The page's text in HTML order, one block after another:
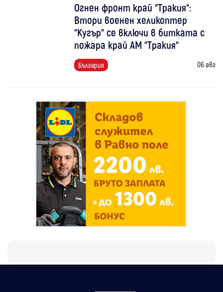
Огнен фронт край “Тракия“:
Втори военен хеликоптер
“Кугър“ се включи в битката с
пожара край АМ “Тракия“
България 06 авг